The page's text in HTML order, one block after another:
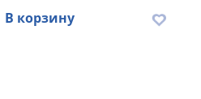
В корзину